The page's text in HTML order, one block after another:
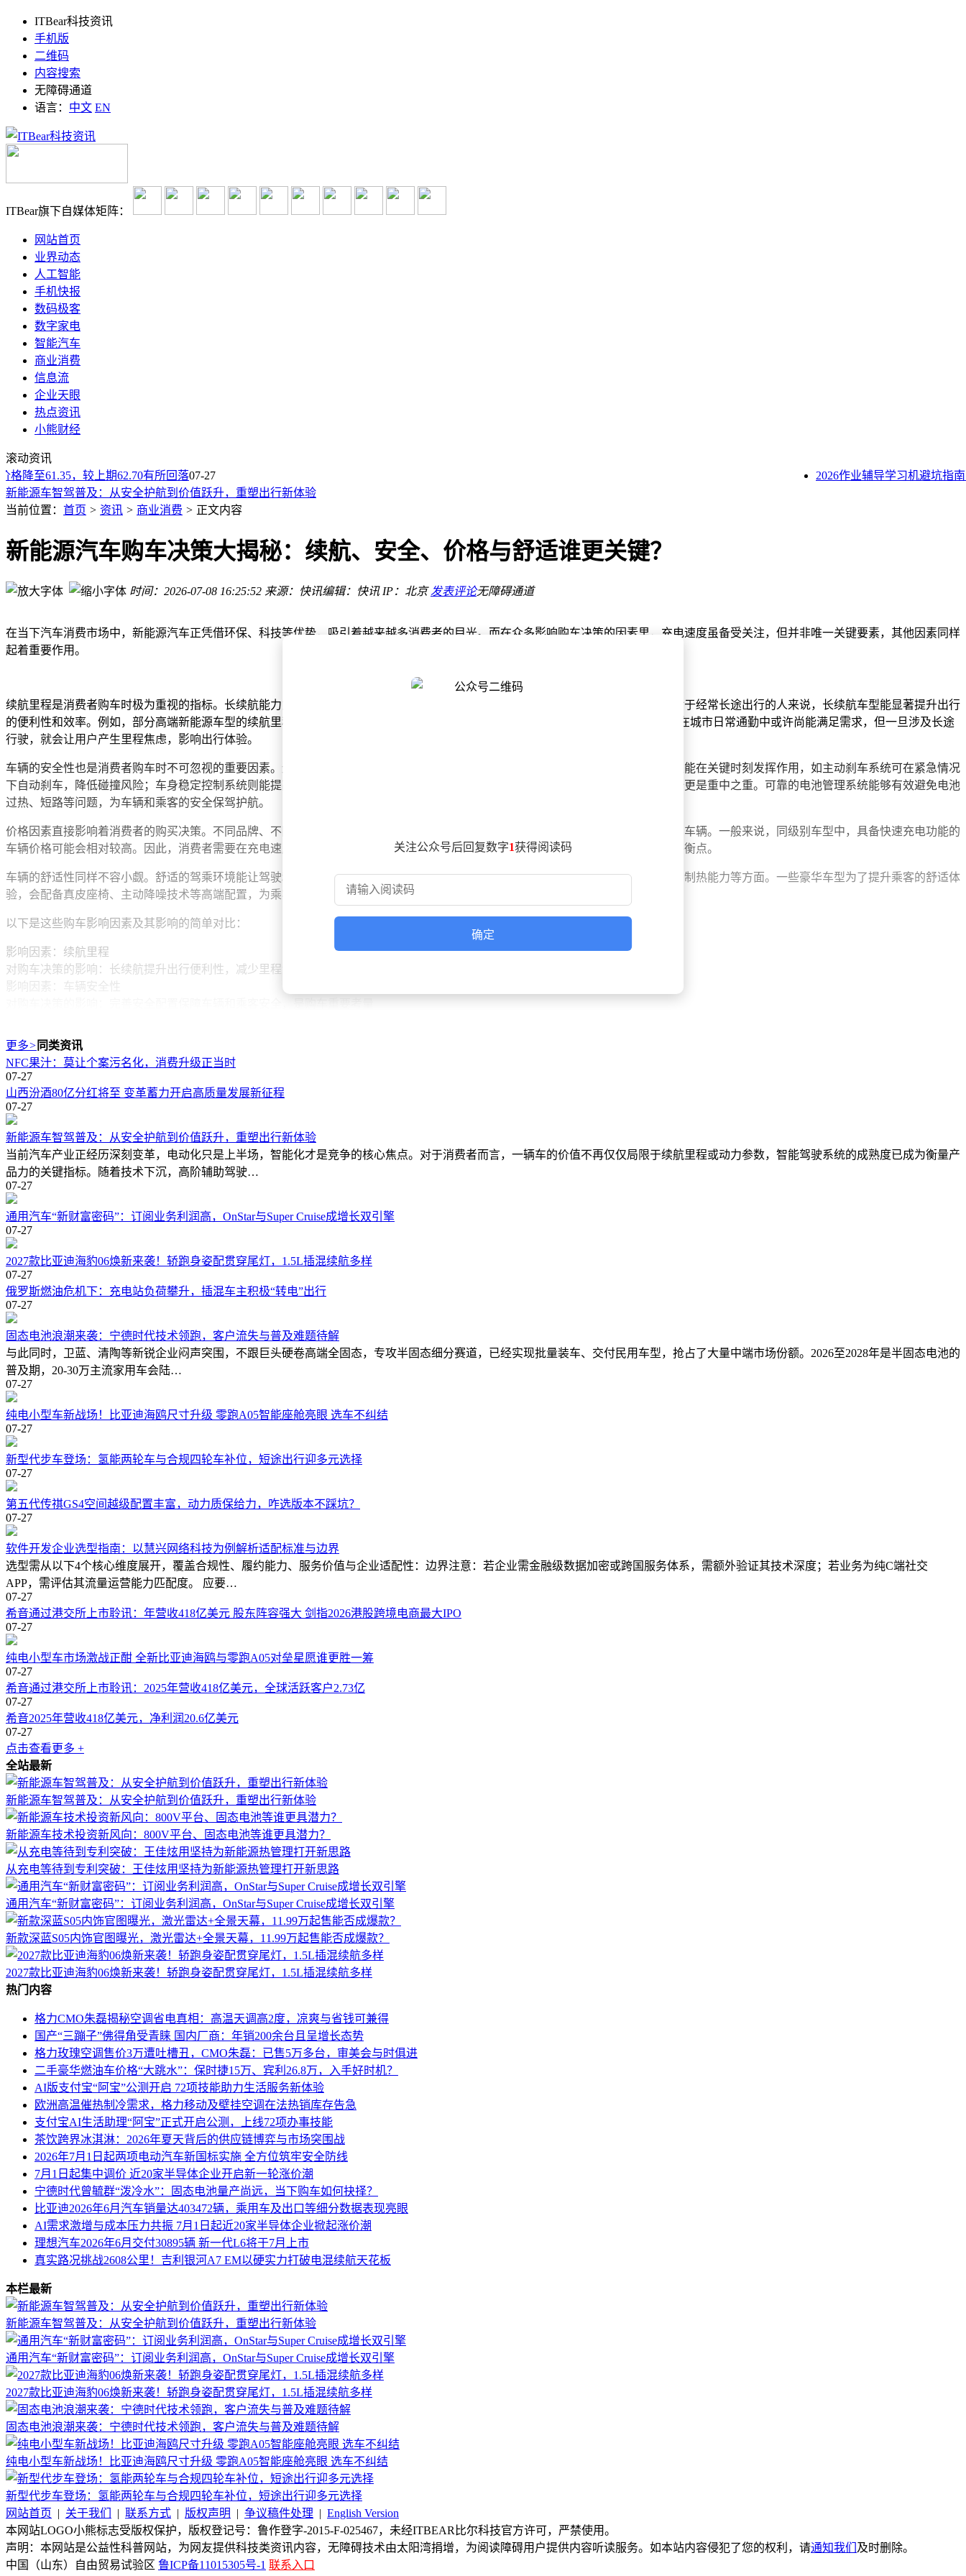
ITBear科技资讯
手机版
二维码
内容搜索
无障碍通道
语言： 中文 EN
ITBear旗下自媒体矩阵：
网站首页
业界动态
人工智能
手机快报
数码极客
数字家电
智能汽车
商业消费
信息流
企业天眼
热点资讯
小熊财经
滚动资讯
降至61.35，较上期62.70有所回落 07-27 2026作业辅导学习机避坑指南
NFC果汁：莫让个案污名化，消费升级正当时
山西汾酒80亿分红将至 变革蓄力开启高质量发展新征程
新能源车智驾普及：从安全护航到价值跃升，重塑出行新体验
通用汽车“新财富密码”：订阅业务利润高，OnStar与Super Cruise成增长双引擎
俄罗斯燃油危机下：充电站负荷攀升，插混车主积极“转电”出行
固态电池浪潮来袭：宁德时代技术领跑，客户流失与普及难题待解
纯电小型车新战场！比亚迪海鸥尺寸升级 零跑A05智能座舱亮眼 选车不纠结
新型代步车登场：氢能两轮车与合规四轮车补位，短途出行迎多元选择
NFC果汁：莫让个案污名化，消费升级正当时
当前位置： 首页 > 资讯 > 商业消费 > 正文内容
新能源汽车购车决策大揭秘：续航、安全、价格与舒适谁更关键？
时间：2026-07-08 16:25:52 来源：快讯编辑：快讯 IP：北京 发表评论无障碍通道
在当下汽车消费市场中，新能源汽车正凭借环保、科技等优势，吸引着越来越多消费者的目光。而在众多影响购车决策的因素里，充电速度虽备受关注，但并非唯一关键要素，其他因素同样
起着重要作用。
续航里程是消费者购车时极为重视的指标。长续航能力意味着车辆在满电状态下能够行驶更远的距离，大大减少了频繁充电的麻烦。对于经常长途出行的人来说，长续航车型能显著提升出行
的便利性和效率。例如，部分高端新能源车型的续航里程可达600公里甚至更高，非常适合长途自驾游等场景。相反，续航较短的车型在城市日常通勤中或许尚能满足需求，但一旦涉及长途
行驶，就会让用户产生里程焦虑，影响出行体验。
车辆的安全性也是消费者购车时不可忽视的重要因素。无论是传统燃油车还是新能源汽车，安全始终是第一位的。完善的主动安全配置能在关键时刻发挥作用，如主动刹车系统可在紧急情况
下自动刹车，降低碰撞风险；车身稳定控制系统则能提高车辆行驶稳定性，防止侧滑等危险情况发生。对于新能源汽车而言，电池安全更是重中之重。可靠的电池管理系统能够有效避免电池
过热、短路等问题，为车辆和乘客的安全保驾护航。
价格因素直接影响着消费者的购买决策。不同品牌、不同车型的新能源汽车价格差异较大，消费者需要根据自身经济实力来选择合适的车辆。一般来说，同级别车型中，具备快速充电功能的
车辆价格可能会相对较高。因此，消费者需要在充电速度、续航里程、车辆安全等多个因素与价格之间进行权衡，找到最适合自己的平衡点。
车辆的舒适性同样不容小觑。舒适的驾乘环境能让驾驶和乘坐都成为一种享受。这包括座椅的舒适度、车内的隔音效果以及空调的制冷制热能力等方面。一些豪华车型为了提升乘客的舒适体
验，会配备真皮座椅、主动降噪技术等高端配置，为乘客打造更加惬意的出行空间。
以下是这些购车影响因素及其影响的简单对比：
影响因素：续航里程
对购车决策的影响：长续航提升出行便利性，减少里程焦虑，适合长途出行
影响因素：车辆安全性
对购车决策的影响：完善安全配置保障车辆和乘客安全，是购车重要考量
对购车决策的影响：直接影响购买能力，需在各因素和价格间找平衡
影响因素：车辆舒适性
对购车决策的影响：舒适驾乘环境提升体验感，增加车辆吸引力
本文由AI算法生成，仅作参考，不涉投资建议，使用风险自担。更多进阶玩法，请在「小金鲤」中解锁。
关注公众号后回复数字1获得阅读码
确定
更多> 同类资讯
NFC果汁：莫让个案污名化，消费升级正当时
07-27
山西汾酒80亿分红将至 变革蓄力开启高质量发展新征程
07-27
新能源车智驾普及：从安全护航到价值跃升，重塑出行新体验
当前汽车产业正经历深刻变革，电动化只是上半场，智能化才是竞争的核心焦点。对于消费者而言，一辆车的价值不再仅仅局限于续航里程或动力参数，智能驾驶系统的成熟度已成为衡量产
品力的关键指标。随着技术下沉，高阶辅助驾驶…
07-27
通用汽车“新财富密码”：订阅业务利润高，OnStar与Super Cruise成增长双引擎
07-27
2027款比亚迪海豹06焕新来袭！轿跑身姿配贯穿尾灯，1.5L插混续航多样
07-27
俄罗斯燃油危机下：充电站负荷攀升，插混车主积极“转电”出行
07-27
固态电池浪潮来袭：宁德时代技术领跑，客户流失与普及难题待解
与此同时，卫蓝、清陶等新锐企业闷声突围，不跟巨头硬卷高端全固态，专攻半固态细分赛道，已经实现批量装车、交付民用车型，抢占了大量中端市场份额。2026至2028年是半固态电池的
普及期，20-30万主流家用车会陆…
07-27
纯电小型车新战场！比亚迪海鸥尺寸升级 零跑A05智能座舱亮眼 选车不纠结
07-27
新型代步车登场：氢能两轮车与合规四轮车补位，短途出行迎多元选择
07-27
第五代传祺GS4空间越级配置丰富，动力质保给力，咋选版本不踩坑？
07-27
软件开发企业选型指南：以慧兴网络科技为例解析适配标准与边界
选型需从以下4个核心维度展开，覆盖合规性、履约能力、服务价值与企业适配性：边界注意：若企业需金融级数据加密或跨国服务体系，需额外验证其技术深度；若业务为纯C端社交
APP，需评估其流量运营能力匹配度。 应要…
07-27
希音通过港交所上市聆讯：年营收418亿美元 股东阵容强大 剑指2026港股跨境电商最大IPO
07-27
纯电小型车市场激战正酣 全新比亚迪海鸥与零跑A05对垒星愿谁更胜一筹
07-27
希音通过港交所上市聆讯：2025年营收418亿美元，全球活跃客户2.73亿
07-27
希音2025年营收418亿美元，净利润20.6亿美元
07-27
点击查看更多 +
全站最新
新能源车智驾普及：从安全护航到价值跃升，重塑出行新体验
新能源车技术投资新风向：800V平台、固态电池等谁更具潜力？
从充电等待到专利突破：王佳炫用坚持为新能源热管理打开新思路
通用汽车“新财富密码”：订阅业务利润高，OnStar与Super Cruise成增长双引擎
新款深蓝S05内饰官图曝光，激光雷达+全景天幕，11.99万起售能否成爆款？
2027款比亚迪海豹06焕新来袭！轿跑身姿配贯穿尾灯，1.5L插混续航多样
热门内容
格力CMO朱磊揭秘空调省电真相：高温天调高2度，凉爽与省钱可兼得
国产“三蹦子”佛得角受青睐 国内厂商：年销200余台且呈增长态势
格力玫瑰空调售价3万遭吐槽丑，CMO朱磊：已售5万多台，审美会与时俱进
二手豪华燃油车价格“大跳水”：保时捷15万、宾利26.8万，入手好时机？
AI版支付宝“阿宝”公测开启 72项技能助力生活服务新体验
欧洲高温催热制冷需求，格力移动及壁挂空调在法热销库存告急
支付宝AI生活助理“阿宝”正式开启公测，上线72项办事技能
茶饮跨界冰淇淋：2026年夏天背后的供应链博弈与市场突围战
2026年7月1日起两项电动汽车新国标实施 全方位筑牢安全防线
7月1日起集中调价 近20家半导体企业开启新一轮涨价潮
宁德时代曾毓群“泼冷水”：固态电池量产尚远，当下购车如何抉择？
比亚迪2026年6月汽车销量达403472辆，乘用车及出口等细分数据表现亮眼
AI需求激增与成本压力共振 7月1日起近20家半导体企业掀起涨价潮
理想汽车2026年6月交付30895辆 新一代L6将于7月上市
真实路况挑战2608公里！吉利银河A7 EM以硬实力打破电混续航天花板
本栏最新
新能源车智驾普及：从安全护航到价值跃升，重塑出行新体验
通用汽车“新财富密码”：订阅业务利润高，OnStar与Super Cruise成增长双引擎
2027款比亚迪海豹06焕新来袭！轿跑身姿配贯穿尾灯，1.5L插混续航多样
固态电池浪潮来袭：宁德时代技术领跑，客户流失与普及难题待解
纯电小型车新战场！比亚迪海鸥尺寸升级 零跑A05智能座舱亮眼 选车不纠结
新型代步车登场：氢能两轮车与合规四轮车补位，短途出行迎多元选择
网站首页 | 关于我们 | 联系方式 | 版权声明 | 争议稿件处理 | English Version
本网站LOGO小熊标志受版权保护，版权登记号：鲁作登字-2015-F-025467，未经ITBEAR比尔科技官方许可，严禁使用。
声明：本网站是公益性科普网站，为网友提供科技类资讯内容，无障碍技术由太阳湾捐增，为阅读障碍用户提供内容听读服务。如本站内容侵犯了您的权利，请通知我们 及时删除。
中国（山东）自由贸易试验区 鲁ICP备11015305号-1 联系入口